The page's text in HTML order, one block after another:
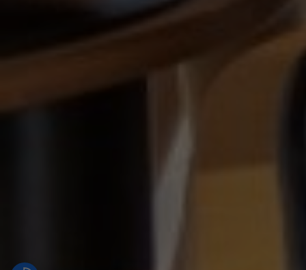
info@ribniskakoca.si
02 87 68 246